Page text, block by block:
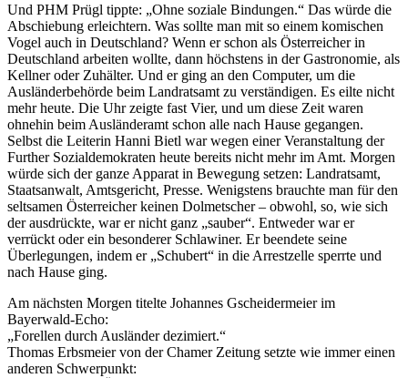
Und PHM Prügl tippte: „Ohne soziale Bindungen.“ Das würde die
Abschiebung erleichtern. Was sollte man mit so einem komischen
Vogel auch in Deutschland? Wenn er schon als Österreicher in
Deutschland arbeiten wollte, dann höchstens in der Gastronomie, als
Kellner oder Zuhälter. Und er ging an den Computer, um die
Ausländerbehörde beim Landratsamt zu verständigen. Es eilte nicht
mehr heute. Die Uhr zeigte fast Vier, und um diese Zeit waren
ohnehin beim Ausländeramt schon alle nach Hause gegangen.
Selbst die Leiterin Hanni Bietl war wegen einer Veranstaltung der
Further Sozialdemokraten heute bereits nicht mehr im Amt. Morgen
würde sich der ganze Apparat in Bewegung setzen: Landratsamt,
Staatsanwalt, Amtsgericht, Presse. Wenigstens brauchte man für den
seltsamen Österreicher keinen Dolmetscher – obwohl, so, wie sich
der ausdrückte, war er nicht ganz „sauber“. Entweder war er
verrückt oder ein besonderer Schlawiner. Er beendete seine
Überlegungen, indem er „Schubert“ in die Arrestzelle sperrte und
nach Hause ging.
Am nächsten Morgen titelte Johannes Gscheidermeier im
Bayerwald-Echo:
„Forellen durch Ausländer dezimiert.“
Thomas Erbsmeier von der Chamer Zeitung setzte wie immer einen
anderen Schwerpunkt: